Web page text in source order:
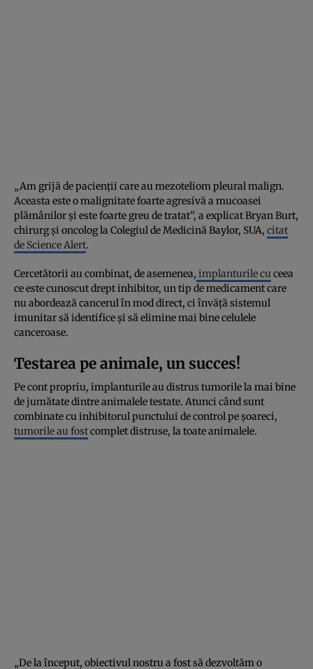
„Am grijă de pacienții care au mezoteliom pleural malign.
Aceasta este o malignitate foarte agresivă a mucoasei
plămânilor și este foarte greu de tratat”, a explicat Bryan Burt,
chirurg și oncolog la Colegiul de Medicină Baylor, SUA, citat
de Science Alert.
Cercetătorii au combinat, de asemenea, implanturile cu ceea
ce este cunoscut drept inhibitor, un tip de medicament care
nu abordează cancerul în mod direct, ci învăță sistemul
imunitar să identifice și să elimine mai bine celulele
canceroase.
Testarea pe animale, un succes!
Pe cont propriu, implanturile au distrus tumorile la mai bine
de jumătate dintre animalele testate. Atunci când sunt
combinate cu inhibitorul punctului de control pe șoareci,
tumorile au fostcomplet distruse, la toate animalele.
„De la început, obiectivul nostru a fost să dezvoltăm o